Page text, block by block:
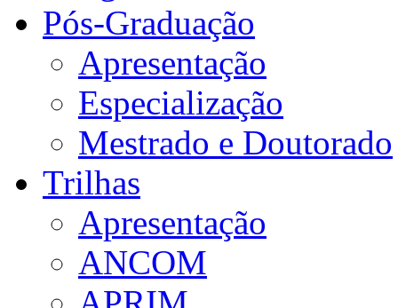
Pós-Graduação
Apresentação
Especialização
Mestrado e Doutorado
Trilhas
Apresentação
ANCOM